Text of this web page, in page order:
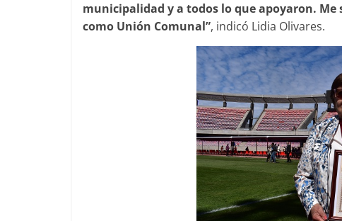
municipalidad y a todos lo que apoyaron.
como Unión Comunal”, indicó Lidia Olivares.